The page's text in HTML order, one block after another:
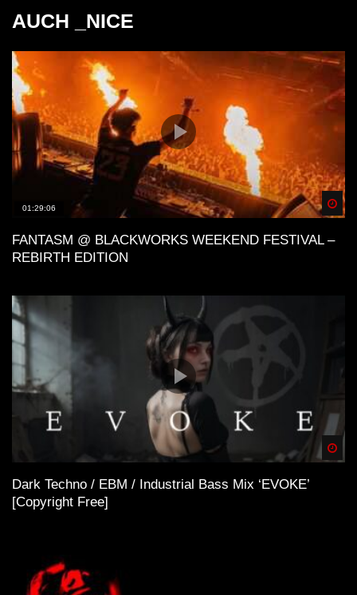
AUCH _NICE
01:29:06
FANTASM @ BLACKWORKS WEEKEND FESTIVAL –
REBIRTH EDITION
Dark Techno / EBM / Industrial Bass Mix ‘EVOKE’
[Copyright Free]